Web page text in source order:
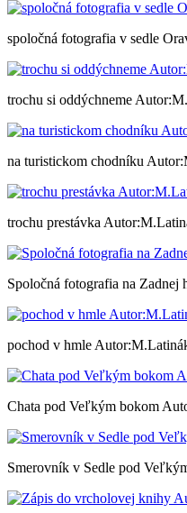
spoločná fotografia v sedle
trochu si oddýchneme
na turistickom chodníku
trochu prestávka
Spoločná fotografia na
pochod v hmle
Chata pod Veľkým bokom
Smerovník v Sedle pod